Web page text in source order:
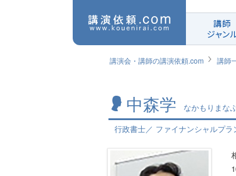
講師
ジャン
講演会・講師の講演依頼.com 講師
中森学 なかもりまな
行政書士／ ファイナンシャルプ